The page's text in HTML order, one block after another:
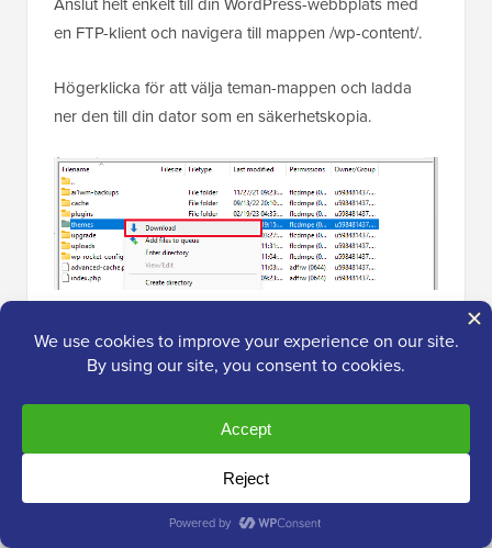
en FTP-klient och navigera till mappen /wp-content/.
Högerklicka för att välja teman-mappen och ladda
ner den till din dator som en säkerhetskopia.
Därefter måste du ta bort teman-mappen från din
webbplats. När den är borttagen, fortsätt och skapa
Din nya teman-mapp kommer att vara helt tom, vilket
innebär att du inte har några WordPress-teman
installerade för tillfället.